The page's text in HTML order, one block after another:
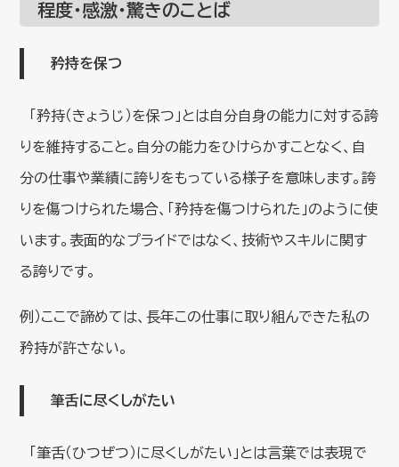
程度・感激・驚きのことば
矜持を保つ
「矜持（きょうじ）を保つ」とは自分自身の能力に対する誇
りを維持すること。自分の能力をひけらかすことなく、自
分の仕事や業績に誇りをもっている様子を意味します。誇
りを傷つけられた場合、「矜持を傷つけられた」のように使
います。表面的なプライドではなく、技術やスキルに関す
る誇りです。
例）ここで諦めては、長年この仕事に取り組んできた私の
矜持が許さない。
筆舌に尽くしがたい
「筆舌（ひつぜつ）に尽くしがたい」とは言葉では表現で